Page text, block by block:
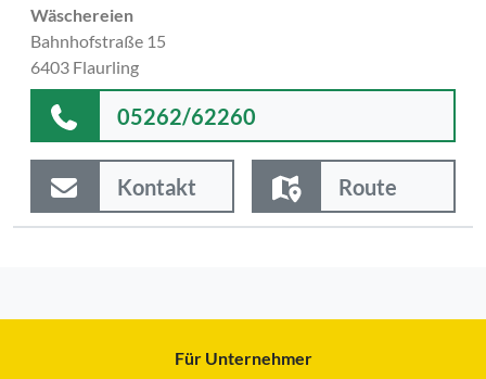
Wäschereien
Bahnhofstraße 15
6403 Flaurling
05262/62260
Kontakt Route
Für Unternehmer